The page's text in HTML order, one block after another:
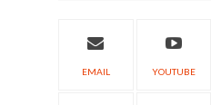
EMAIL YOUTUBE